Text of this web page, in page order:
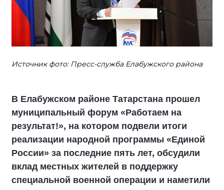
Источник фото: Пресс-служба Елабужского района
В Елабужском районе Татарстана прошел
муниципальный форум «Работаем на
результат!», на котором подвели итоги
реализации народной программы «Единой
России» за последние пять лет, обсудили
вклад местных жителей в поддержку
специальной военной операции и наметили